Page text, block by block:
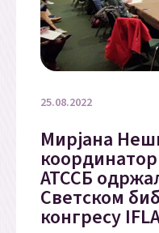
25.08.2022
Мирјана
АТССБ
Светском
конгресу